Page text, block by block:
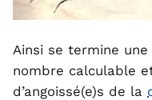
Ainsi se termine
nombre calculable
d’angoissé(e)s de la